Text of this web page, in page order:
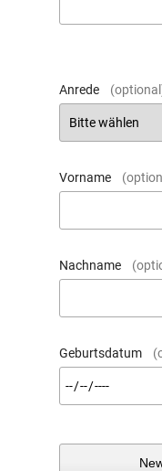
Anrede
Vorname
Nachname
Geburtsdatum